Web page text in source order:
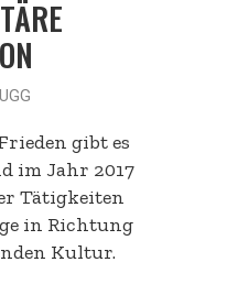
gibt es
im Jahr 2017
Tätigkeiten
in Richtung
Kultur.